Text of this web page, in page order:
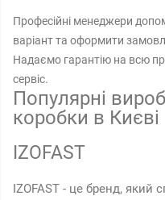
Професійні менеджери
варіант та оформити
Надаємо гарантію на всю
сервіс.
Популярні
коробки в Києві
IZOFAST
IZOFAST - це бренд, який